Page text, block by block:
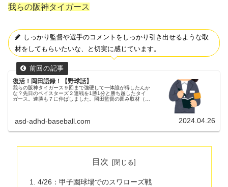
我らの阪神タイガース
しっかり監督や選手のコメントをしっかり引き出せるような取
材をしてもらいたいな、と切実に感じています。
復活！岡田語録！【野球話】
我らの阪神タイガース９回まで強硬して一体誰が得したんか
な？先日のベイスターズ２連戦を1勝1分と勝ち越したタイ
ガース。連勝も７に伸ばしました。岡田監督の囲み取材（岡
asd-adhd-baseball.com 2024.04.26
目次
4/26：甲子園球場でのスワローズ戦